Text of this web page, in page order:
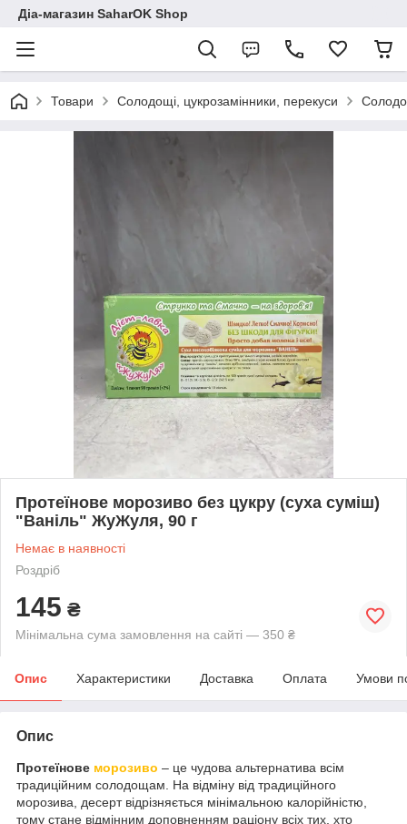
Діа-магазин SaharOK Shop
Товари Солодощі, цукрозамінники, перекуси
Протеїнове морозиво без цукру (суха суміш)
"Ваніль" ЖуЖуля, 90 г
Немає в наявності
Роздріб
145 ₴
Мінімальна сума замовлення на сайті — 350 ₴
Опис Характеристики Доставка Оплата Умови
Опис
Протеїнове морозиво – це чудова альтернатива всім
традиційним солодощам. На відміну від традиційного
морозива, десерт відрізняється мінімальною калорійністю,
тому стане відмінним доповненням раціону всіх тих, хто